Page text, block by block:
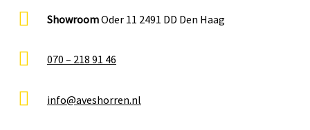
ShowroomOder 11 2491 DD Den Haag
070 – 218 91 46
info@aveshorren.nl